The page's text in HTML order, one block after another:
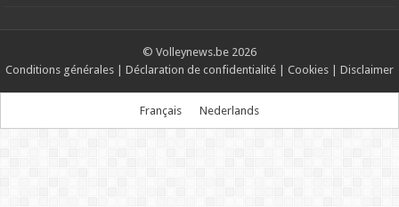
© Volleynews.be 2026
Conditions générales
Déclaration de confidentialité Cookies Disclaimer
Français Nederlands